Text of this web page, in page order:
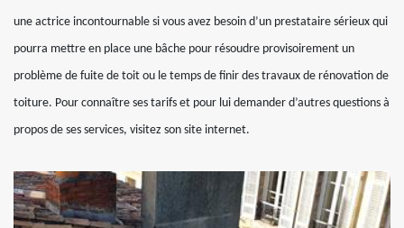
une actrice incontournable si vous avez besoin d’un prestataire sérieux qui
pourra mettre en place une bâche pour résoudre provisoirement un
problème de fuite de toit ou le temps de finir des travaux de rénovation de
toiture. Pour connaître ses tarifs et pour lui demander d’autres questions à
propos de ses services, visitez son site internet.